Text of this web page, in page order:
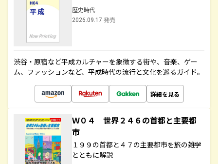
歴史時代
2026.09.17 発売
渋谷・原宿など平成カルチャーを象徴する街や、音楽、ゲー
ム、ファッションなど、平成時代の流行と文化を巡るガイド。
詳細を見る
Ｗ０４ 世界２４６の首都と主要都
市
１９９の首都と４７の主要都市を旅の雑学
とともに解説